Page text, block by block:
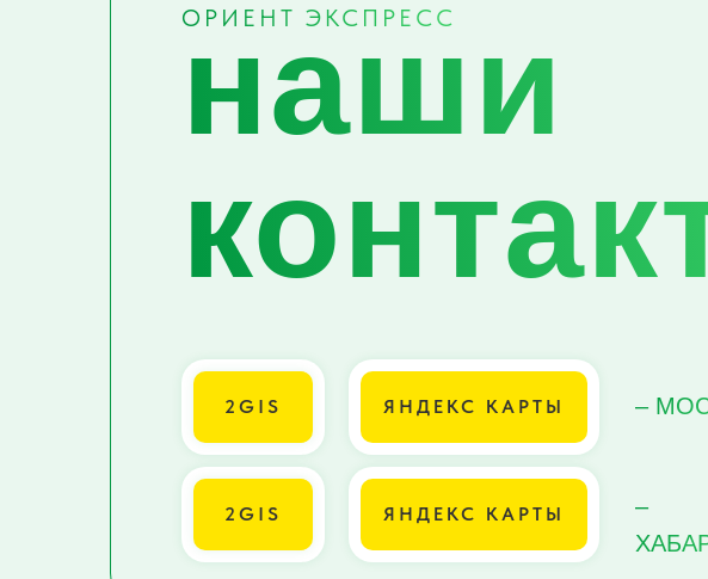
наши
ОРИЕНТ ЭКСПРЕСС
2GIS ЯНДЕКС КАРТЫ –
–
ЯНДЕКС КАРТЫ
2GIS